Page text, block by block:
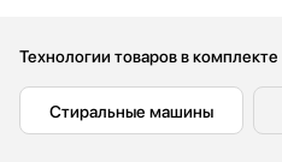
Технологии товаров в комплекте
Стиральные машины